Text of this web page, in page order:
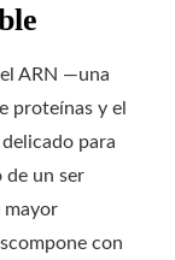
ARN —una
proteínas y el
para
de un ser
mayor
con